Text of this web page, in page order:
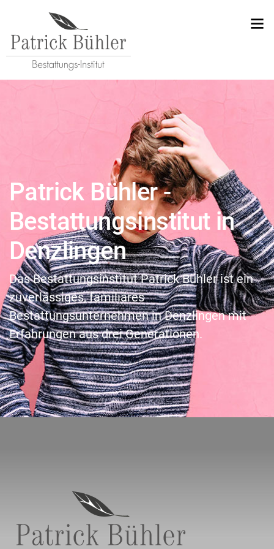
Patrick Bühler -
Bestattungsinstitut in
Denzlingen
Das Bestattungsinstitut Patrick Bühler ist ein
zuverlässiges, familiäres
Bestattungsunternehmen in Denzlingen mit
Erfahrungen aus drei Generationen.